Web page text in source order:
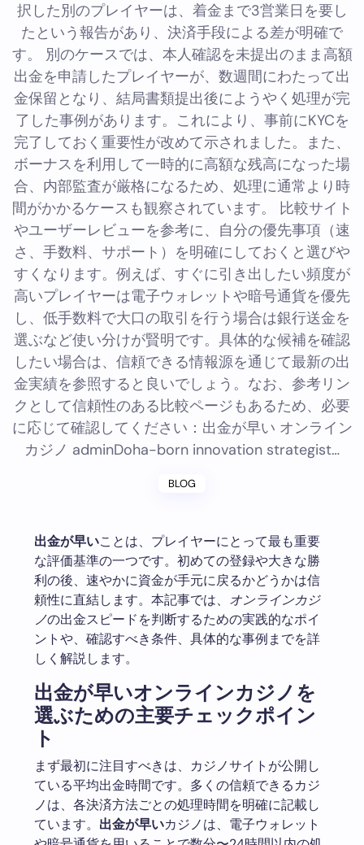
択した別のプレイヤーは、着金まで3営業日を要し
たという報告があり、決済手段による差が明確で
す。 別のケースでは、本人確認を未提出のまま高額
出金を申請したプレイヤーが、数週間にわたって出
金保留となり、結局書類提出後にようやく処理が完
了した事例があります。これにより、事前にKYCを
完了しておく重要性が改めて示されました。また、
ボーナスを利用して一時的に高額な残高になった場
合、内部監査が厳格になるため、処理に通常より時
間がかかるケースも観察されています。 比較サイト
やユーザーレビューを参考に、自分の優先事項（速
さ、手数料、サポート）を明確にしておくと選びや
すくなります。例えば、すぐに引き出したい頻度が
高いプレイヤーは電子ウォレットや暗号通貨を優先
し、低手数料で大口の取引を行う場合は銀行送金を
選ぶなど使い分けが賢明です。具体的な候補を確認
したい場合は、信頼できる情報源を通じて最新の出
金実績を参照すると良いでしょう。なお、参考リン
クとして信頼性のある比較ページもあるため、必要
に応じて確認してください：出金が早い オンライン
カジノ adminDoha-born innovation strategist…
BLOG
出金が早いことは、プレイヤーにとって最も重要
な評価基準の一つです。初めての登録や大きな勝
利の後、速やかに資金が手元に戻るかどうかは信
頼性に直結します。本記事では、 オンラインカジ
ノの出金スピードを判断するための実践的なポイ
ントや、確認すべき条件、具体的な事例までを詳
しく解説します。
出金が早いオンラインカジノを
選ぶための主要チェックポイン
ト
まず最初に注目すべきは、カジノサイトが公開し
ている平均出金時間です。多くの信頼できるカジ
ノは、各決済方法ごとの処理時間を明確に記載し
ています。 出金が早いカジノは、電子ウォレット